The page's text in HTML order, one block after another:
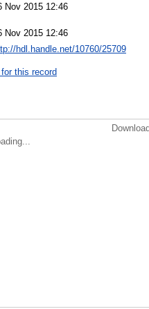
Nov 2015 12:46
Nov 2015 12:46
hdl.handle.net/10760/25709
this record